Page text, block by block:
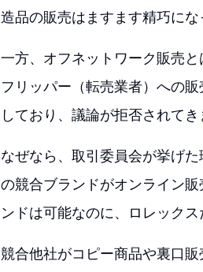
造品の販売はますます精巧に
一方、オフネットワーク販売
フリッパー（転売業者）への
しており、議論が拒否されてき
なぜなら、取引委員会が挙げ
の競合ブランドがオンライン
ンドは可能なのに、ロレック
競合他社がコピー商品や裏口